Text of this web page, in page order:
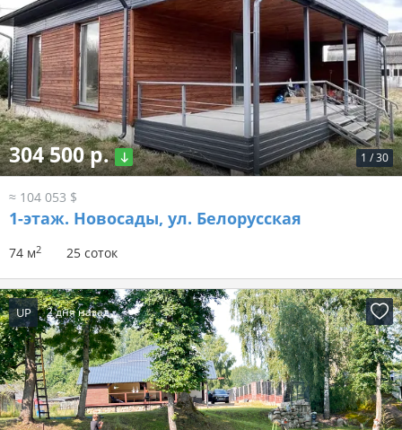
1 /30
304 500 р.
≈ 104 053 $
1-этаж. Новосады, ул. Белорусская
74 м2 25 соток
UP 2 дня назад